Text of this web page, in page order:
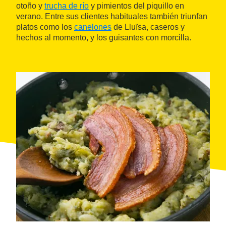
otoño y trucha de río y pimientos del piquillo en
verano. Entre sus clientes habituales también triunfan
platos como los canelones de Lluïsa, caseros y
hechos al momento, y los guisantes con morcilla.